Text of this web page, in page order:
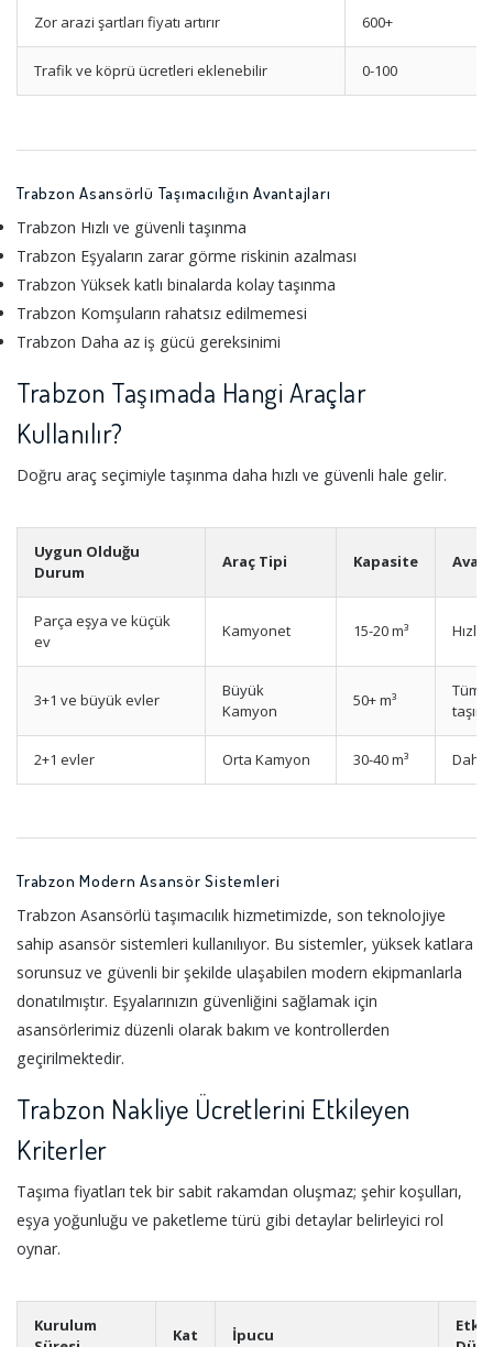
Zor arazi şartları fiyatı artırır 600+
Trafik ve köprü ücretleri eklenebilir 0-100
Trabzon Asansörlü Taşımacılığın Avantajları
Trabzon Hızlı ve güvenli taşınma
Trabzon Eşyaların zarar görme riskinin azalması
Trabzon Yüksek katlı binalarda kolay taşınma
Trabzon Komşuların rahatsız edilmemesi
Trabzon Daha az iş gücü gereksinimi
Trabzon Taşımada Hangi Araçlar
Kullanılır?
Doğru araç seçimiyle taşınma daha hızlı ve güvenli hale gelir.
Uygun Olduğu
Durum
Araç Tipi Kapasite
Parça eşya ve küçük
ev
Kamyonet 15-20 m³ Hızlı
3+1 ve büyük evler
Büyük
Kamyon
50+ m³
Tüm
2+1 evler Orta Kamyon 30-40 m³ Daha
Trabzon Modern Asansör Sistemleri
Trabzon Asansörlü taşımacılık hizmetimizde, son teknolojiye
sahip asansör sistemleri kullanılıyor. Bu sistemler, yüksek katlara
sorunsuz ve güvenli bir şekilde ulaşabilen modern ekipmanlarla
donatılmıştır. Eşyalarınızın güvenliğini sağlamak için
asansörlerimiz düzenli olarak bakım ve kontrollerden
geçirilmektedir.
Trabzon Nakliye Ücretlerini Etkileyen
Kriterler
Taşıma fiyatları tek bir sabit rakamdan oluşmaz; şehir koşulları,
eşya yoğunluğu ve paketleme türü gibi detaylar belirleyici rol
oynar.
Kurulum
Kat İpucu
Etki